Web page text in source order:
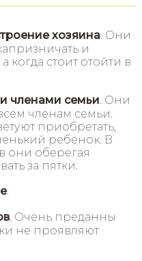
хозяина. Они
и
когда стоит отойти в
членами семьи. Они
членам семьи.
приобретать,
ребенок. В
они оберегая
за пятки.
.
. Очень преданны
не проявляют